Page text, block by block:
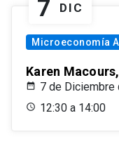
7 DIC
Microeconomía
Karen
7 de Diciembre
12:30 a 14:00